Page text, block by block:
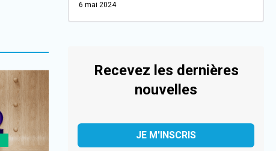
6 mai 2024
Recevez les dernières
nouvelles